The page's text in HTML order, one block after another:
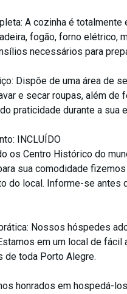
A cozinha é totalmente
fogão, forno elétrico,
necessários para
Dispõe de uma área de
e secar roupas, além de
praticidade durante a sua
INCLUÍDO
os Centro Histórico do
sua comodidade
do local. Informe-se antes
Nossos hóspedes
em um local de
de toda Porto Alegre.
honrados em hospedá-